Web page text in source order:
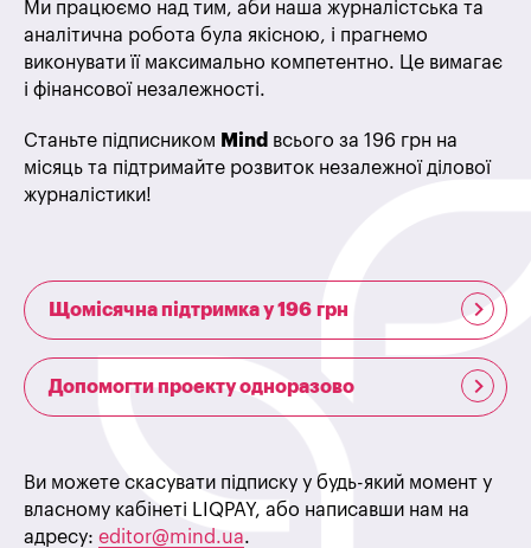
Ми працюємо над тим, аби наша журналістська та
аналітична робота була якісною, і прагнемо
виконувати її максимально компетентно. Це вимагає
і фінансової незалежності.
Станьте підписником Mind всього за 196 грн на
місяць та підтримайте розвиток незалежної ділової
журналістики!
Щомісячна підтримка у 196 грн
Допомогти проекту одноразово
Ви можете скасувати підписку у будь-який момент у
власному кабінеті LIQPAY, або написавши нам на
адресу: editor@mind.ua.